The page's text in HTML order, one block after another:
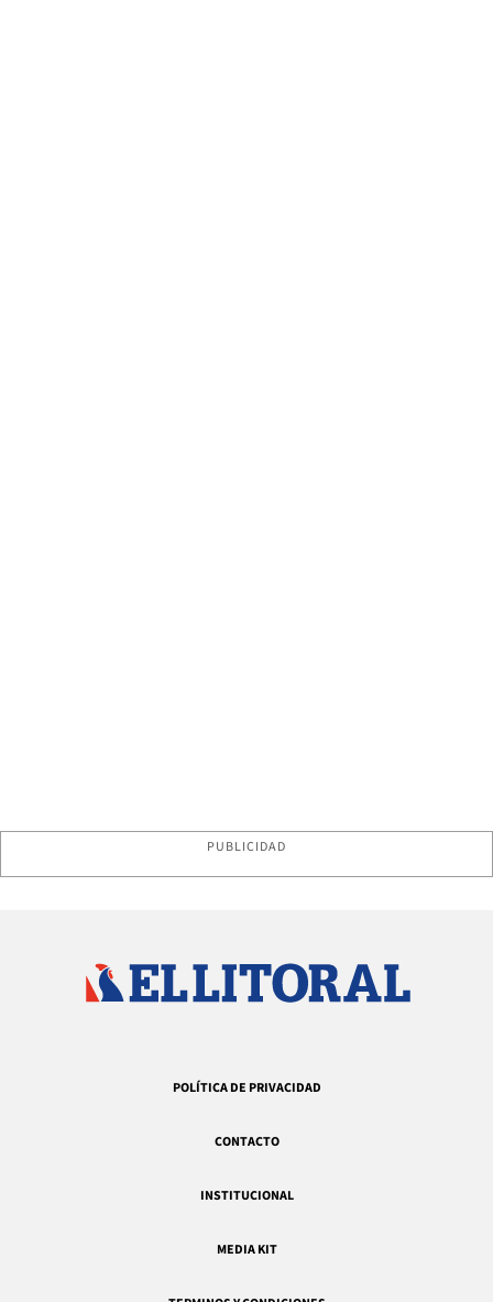
PUBLICIDAD
POLÍTICA DE PRIVACIDAD
CONTACTO
INSTITUCIONAL
MEDIA KIT